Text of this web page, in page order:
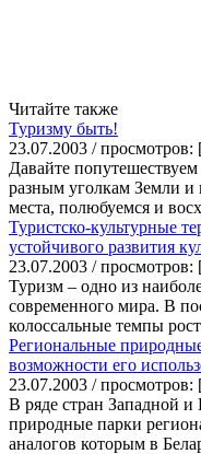
Читайте также
Туризму быть!
23.07.2003 / просмотров:
Давайте
разным уголкам Земли и
места, полюбуемся и
Туристско-культурные
устойчивого развития
23.07.2003 / просмотров:
Туризм – одно из
современного мира. В
колоссальные темпы
Региональные
возможности его
23.07.2003 / просмотров:
В ряде стран Западной
природные парки
аналогов которым в